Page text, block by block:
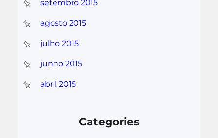
setembro 2015
agosto 2015
julho 2015
junho 2015
abril 2015
Categories